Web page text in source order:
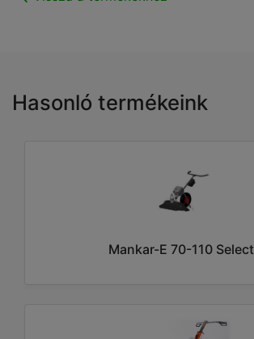
Hasonló termékeink
Mankar-E 70-110 Select